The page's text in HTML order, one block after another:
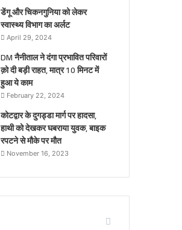
डेंगू और चिकनगुनिया को लेकर
स्वास्थ्य विभाग का अर्लट
April 29, 2024
DM नैनीताल ने दंगा प्रभावित परिवारों
क़ो दी बड़ी राहत, मात्र 10 मिनट में
हुआ ये काम
February 22, 2024
कोटद्वार के दुगड्डा मार्ग पर हादसा,
हाथी को देखकर घबराया युवक, बाइक
रपटने से मौके पर मौत
November 16, 2023